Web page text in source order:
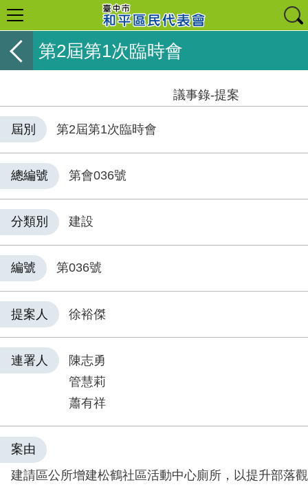
第2屆第1次臨時會
議事錄-提案
屆別 第2屆第1次臨時會
總編號 第會036號
分類別 建設
編號 第036號
提案人 徐裕傑
連署人
陳志勇
管慧莉
蕭有祥
案由
建請區公所增建松鶴社區活動中心廁所，以提升部落